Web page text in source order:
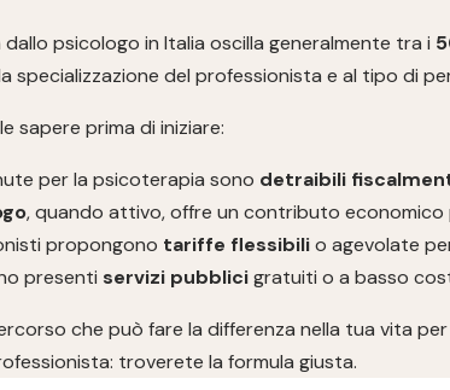
psicologo in Italia oscilla generalmente tra i
specializzazione del professionista e al tipo di
sapere prima di iniziare:
per la psicoterapia sono detraibili
, quando attivo, offre un contributo economico
propongono tariffe flessibilio agevolate
presenti servizi pubblicigratuiti o a basso
che può fare la differenza nella tua vita
troverete la formula giusta.